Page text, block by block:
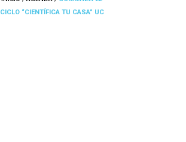
CICLO “CIENTÍFICA TU CASA” UC